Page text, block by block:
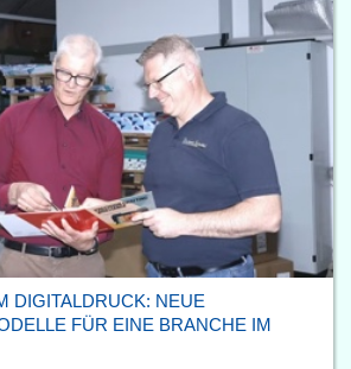
DIGITALDRUCK: NEUE
FÜR EINE BRANCHE IM